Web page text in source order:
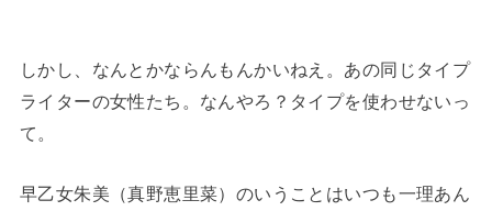
しかし、なんとかならんもんかいねえ。あの同じタイプ
ライターの女性たち。なんやろ？タイプを使わせないっ
て。
早乙女朱美（真野恵里菜）のいうことはいつも一理あん